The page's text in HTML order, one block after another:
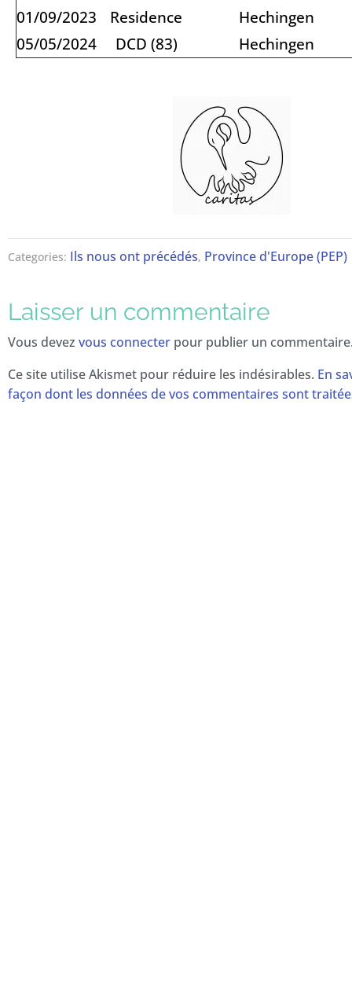
01/09/2023
Residence
Hechingen
05/05/2024
DCD (83) Hechingen
Categories: Ils nous ont précédés, Province d'Europe (PEP)
Laisser un commentaire
Vous devez vous connecter pour publier un
Ce site utilise Akismet pour réduire les indésirables. En
façon dont les données de vos commentaires sont